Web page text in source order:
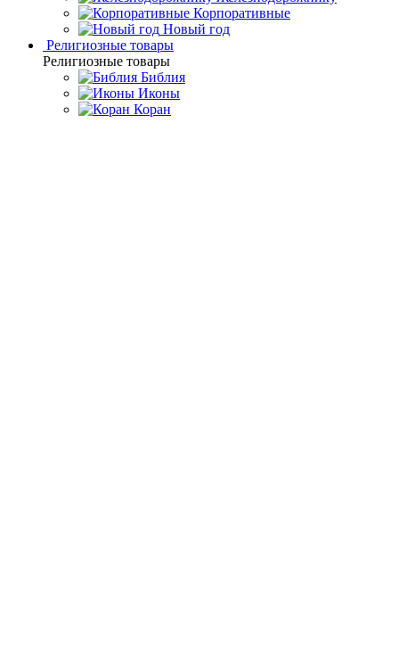
Корпоративные
Новый год
Религиозные товары
Религиозные товары
Библия
Иконы
Коран